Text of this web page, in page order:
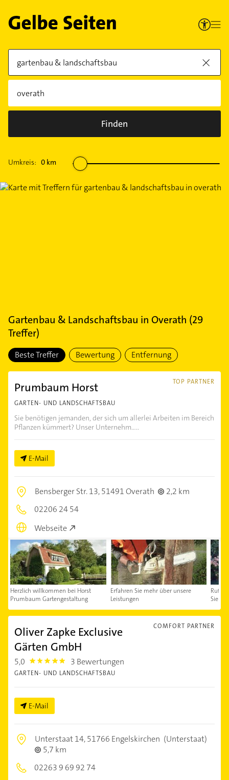
Finden
Umkreis: 0 km
Gartenbau & Landschaftsbau in Overath (29
Treffer)
Beste Treffer Bewertung Entfernung
TOP PARTNER
Prumbaum Horst
GARTEN- UND LANDSCHAFTSBAU
Sie benötigen jemanden, der sich um allerlei Arbeiten im Bereich
Pflanzen kümmert? Unser Unternehm.....
E-Mail
Bensberger Str. 13,51491 Overath
2,2 km
02206 24 54
Webseite
Herzlich willkommen bei Horst
Prumbaum Gartengestaltung
Erfahren Sie mehr über unsere
Leistungen
Rufen
Sie da
COMFORT PARTNER
Oliver Zapke Exclusive
Gärten GmbH
5,0 5.0 3 Bewertungen
GARTEN- UND LANDSCHAFTSBAU
E-Mail
Unterstaat 14,51766 Engelskirchen (Unterstaat)
5,7 km
02263 9 69 92 74